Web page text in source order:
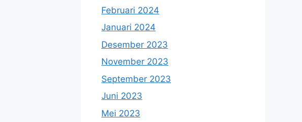
Februari 2024
Januari 2024
Desember 2023
November 2023
September 2023
Juni 2023
Mei 2023